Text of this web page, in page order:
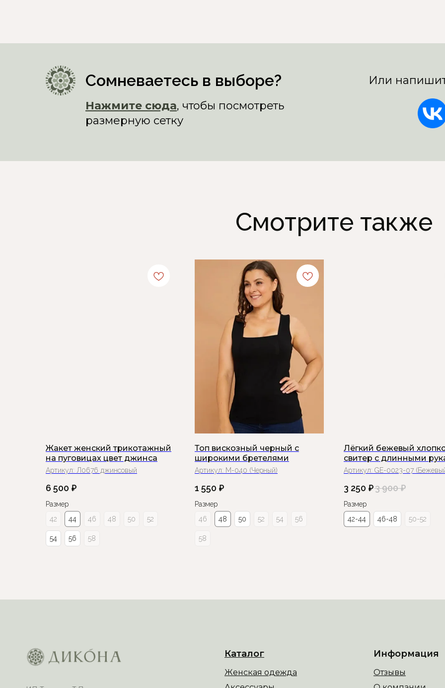
Сомневаетесь в выборе?
Нажмите сюда, чтобы посмотреть
размерную сетку
Или
Смотрите также
Жакет женский трикотажный
на пуговицах цвет джинса
Артикул: Л0676 джинсовый
6 500 ₽
Размер
42
44 46 48 50 52
54 56 58
Топ вискозный черный с
широкими бретелями
Артикул: М-040 (Черный)
1 550 ₽
Размер
46
48 50 52 54 56
58
Лёгкий бежевый
свитер с длинными
Артикул: GE-0023-07
3 250 ₽3 900 ₽
Размер
42-44
46-48 50-52
Каталог Информация
Женская одежда Отзывы